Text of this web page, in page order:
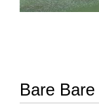
Bare Bare